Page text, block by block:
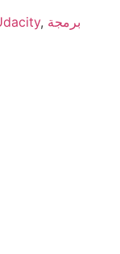
, برمجة